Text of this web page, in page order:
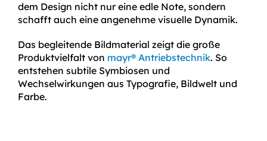
dem Design nicht nur eine edle Note, sondern
schafft auch eine angenehme visuelle Dynamik.
Das begleitende Bildmaterial zeigt die große
Produktvielfalt von mayr® Antriebstechnik. So
entstehen subtile Symbiosen und
Wechselwirkungen aus Typografie, Bildwelt und
Farbe.